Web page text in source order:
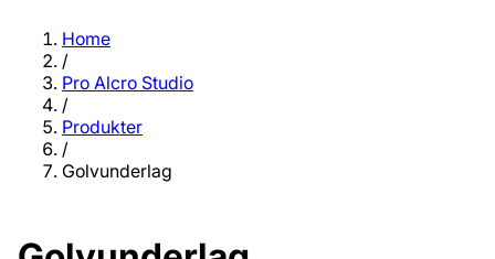
Home
/
Pro Alcro Studio
/
Produkter
/
Golvunderlag